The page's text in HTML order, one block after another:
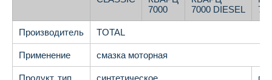
7000
7000 DIESEL
Производитель TOTAL
Применение смазка моторная
Продукт, тип синтетическое